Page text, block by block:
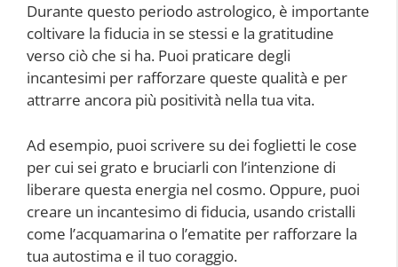
Durante questo periodo astrologico, è importante
coltivare la fiducia in se stessi e la gratitudine
verso ciò che si ha. Puoi praticare degli
incantesimi per rafforzare queste qualità e per
attrarre ancora più positività nella tua vita.
Ad esempio, puoi scrivere su dei foglietti le cose
per cui sei grato e bruciarli con l’intenzione di
liberare questa energia nel cosmo. Oppure, puoi
creare un incantesimo di fiducia, usando cristalli
come l’acquamarina o l’ematite per rafforzare la
tua autostima e il tuo coraggio.